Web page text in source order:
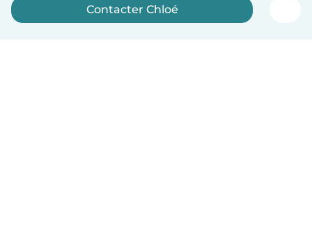
Contacter Chloé